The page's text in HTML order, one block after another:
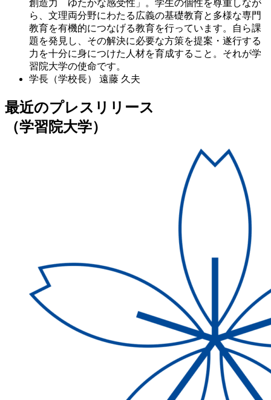
創造力 ゆたかな感受性」。学生の個性を尊重しなが
ら、文理両分野にわたる広義の基礎教育と多様な専門
教育を有機的につなげる教育を行っています。自ら課
題を発見し、その解決に必要な方策を提案・遂行する
力を十分に身につけた人材を育成すること。それが学
習院大学の使命です。
学長（学校長）
遠藤 久夫
最近のプレスリリース
（学習院大学）